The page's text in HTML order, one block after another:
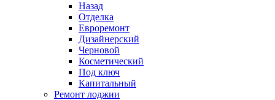
Назад
Отделка
Евроремонт
Дизайнерский
Черновой
Косметический
Под ключ
Капитальный
Ремонт лоджии